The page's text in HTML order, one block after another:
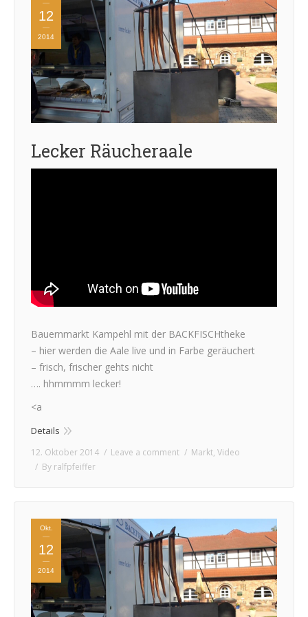
12
2014
Lecker Räucheraale
Bauernmarkt Kampehl mit der BACKFISCHtheke
– hier werden die Aale live und in Farbe geräuchert
– frisch, frischer gehts nicht
…. hhmmmm lecker!
<a
Details
12. Oktober 2014 Leave a comment Markt, Video
By ralfpfeiffer
Okt.
12
2014